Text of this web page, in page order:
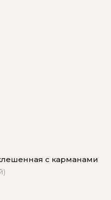
с карманами